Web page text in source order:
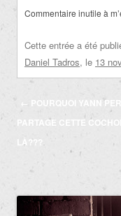
Commentaire inutile à
Cette entrée a été
Daniel Tadros, le 13
Navigation
des
articles
← POURQUOI YANN
PARTAGE CETTE
LÀ???